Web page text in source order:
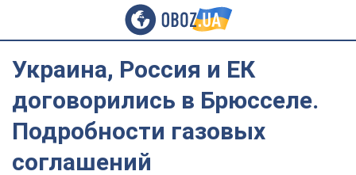
Украина, Россия и ЕК
договорились в Брюсселе.
Подробности газовых
соглашений